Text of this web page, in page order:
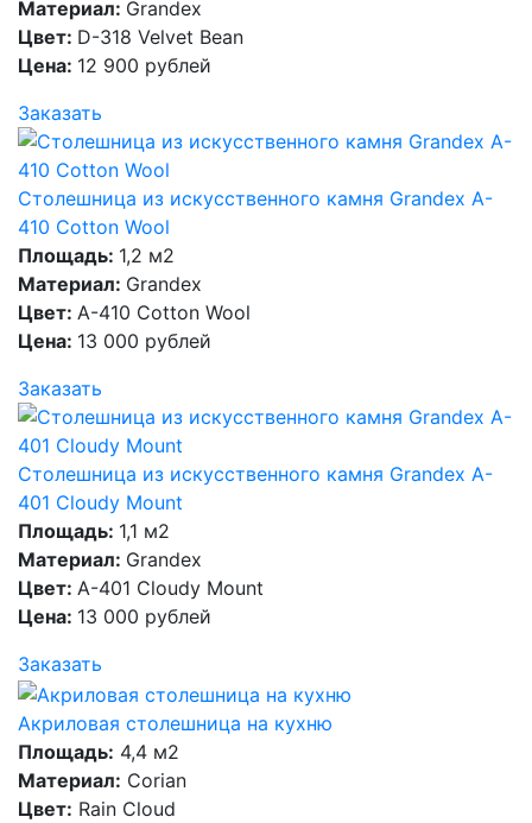
Материал: Grandex
Цвет: D-318 Velvet Bean
Цена: 12 900 рублей
Заказать
Столешница из искусственного камня Grandex A-
410 Cotton Wool
Площадь: 1,2 м2
Материал: Grandex
Цвет: A-410 Cotton Wool
Цена: 13 000 рублей
Заказать
Столешница из искусственного камня Grandex A-
401 Cloudy Mount
Площадь: 1,1 м2
Материал: Grandex
Цвет: A-401 Cloudy Mount
Цена: 13 000 рублей
Заказать
Акриловая столешница на кухню
Площадь: 4,4 м2
Материал: Corian
Цвет: Rain Cloud